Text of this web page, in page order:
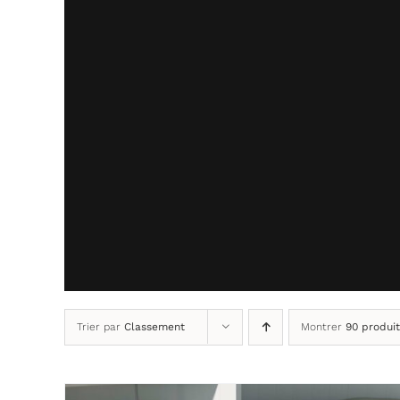
Trier par Classement Montrer 90